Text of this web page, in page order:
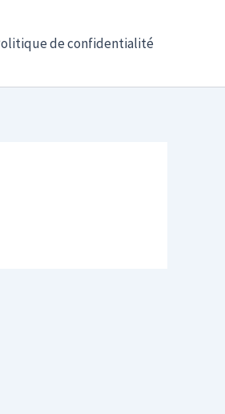
de confidentialité